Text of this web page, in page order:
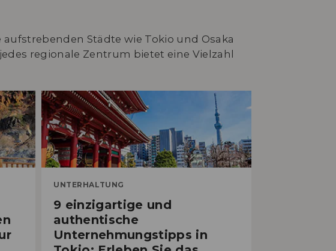
Städte wie Tokio und Osaka
regionale Zentrum bietet eine Vielzahl
UNTERHALTUNG
9 einzigartige und
authentische
Unternehmungstipps in